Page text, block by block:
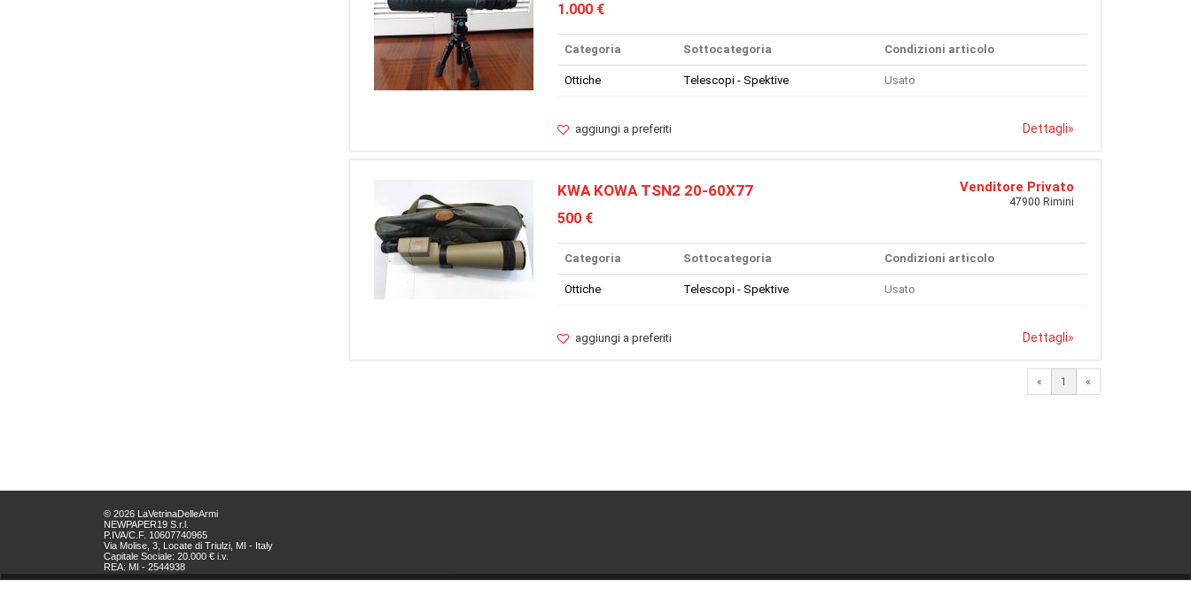
1.000 €
Categoria Sottocategoria Condizioni articolo
Ottiche Telescopi - Spektive Usato
aggiungi a preferiti Dettagli»
KWA KOWA TSN2 20-60X77
500 €
Venditore Privato
47900 Rimini
Categoria Sottocategoria Condizioni articolo
Ottiche Telescopi - Spektive Usato
aggiungi a preferiti Dettagli»
« 1 «
© 2026 LaVetrinaDelleArmi
NEWPAPER19 S.r.l.
P.IVA/C.F. 10607740965
Via Molise, 3, Locate di Triulzi, MI - Italy
Capitale Sociale: 20.000 € i.v.
REA: MI - 2544938